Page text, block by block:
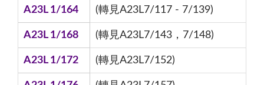
A23L 1/164 (轉見A23L7/117 - 7/139)
A23L 1/168 (轉見A23L7/143，7/148)
A23L 1/172 (轉見A23L7/152)